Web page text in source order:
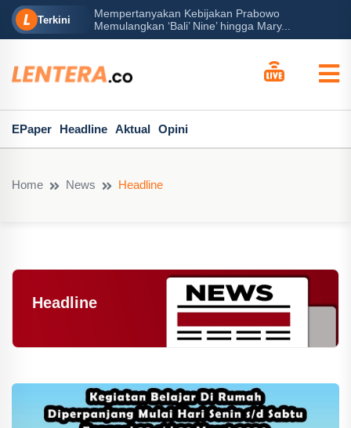
Terkini
Mary...
Peran Besar Tuhan…
EPaper Headline Aktual Opini
Home News Headline
Headline